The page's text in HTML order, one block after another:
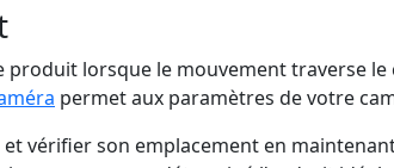
lorsque le mouvement traverse
permet aux paramètres de votre
vérifier son emplacement en